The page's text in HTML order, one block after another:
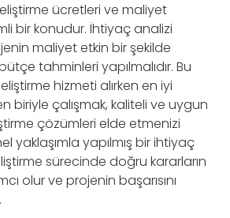
ücretleri ve maliyet
bir konudur. İhtiyaç analizi
maliyet etkin bir şekilde
tahminleri yapılmalıdır. Bu
hizmeti alırken en iyi
biriyle çalışmak, kaliteli ve uygun
çözümleri elde etmenizi
yaklaşımla yapılmış bir ihtiyaç
sürecinde doğru kararların
olur ve projenin başarısını